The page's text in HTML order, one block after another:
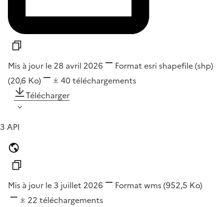
Mis à jour le 28 avril 2026 Format esri shapefile (shp)
(20,6 Ko)
40 téléchargements
Télécharger
3 API
Mis à jour le 3 juillet 2026 Format wms(952,5 Ko)
22 téléchargements